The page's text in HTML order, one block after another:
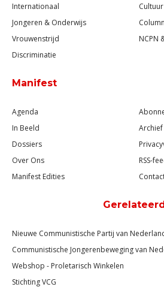
Internationaal
Jongeren & Onderwijs
Vrouwenstrijd
Discriminatie
NCPN
Manifest
Agenda
In Beeld
Dossiers
Over Ons
Manifest Edities
Archief
RSS-
Gerelateerd
Nieuwe Communistische Partij van
Communistische Jongerenbeweging van
Webshop - Proletarisch Winkelen
Stichting VCG